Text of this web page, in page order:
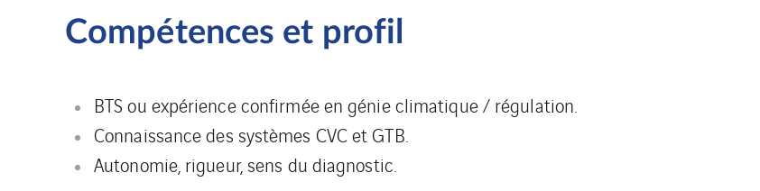
Compétences et profil
BTS ou expérience confirmée en génie climatique / régulation.
Connaissance des systèmes CVC et GTB.
Autonomie, rigueur, sens du diagnostic.